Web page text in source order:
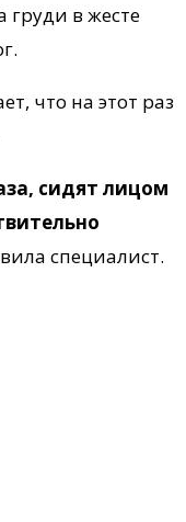
груди в жесте
что на этот раз
сидят лицом
специалист.